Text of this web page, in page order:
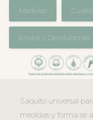
Medidas
Envíos y Devoluciones
Saquito universal
medidas y forma se